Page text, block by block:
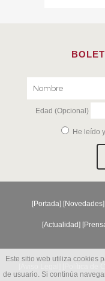
Edad (Opcional)
He leído
[Portada] [Novedades
[Actualidad] [
Este sitio web utiliza cookies
de usuario. Si continúa